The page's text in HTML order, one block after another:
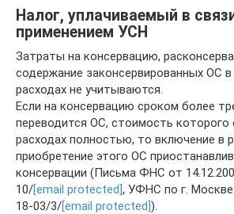
Налог, уплачиваемый в
применением УСН
Затраты на консервацию,
содержание законсервированных ОС
расходах не учитываются.
Если на консервацию сроком более
переводится ОС, стоимость которого
расходах полностью, то включение в
приобретение этого ОС
консервации (Письма ФНС от
10/[email protected], УФНС по г. Москве
18-03/3/[email protected]).